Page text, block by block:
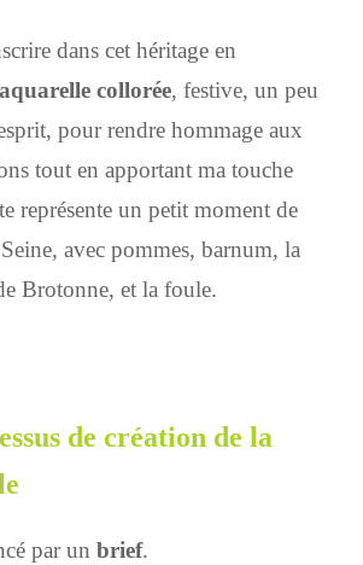
dans cet héritage en
aquarelle collorée, festive, un peu
pour rendre hommage aux
tout en apportant ma touche
représente un petit moment de
avec pommes, barnum, la
Brotonne, et la foule.
de création de la
par unbrief.